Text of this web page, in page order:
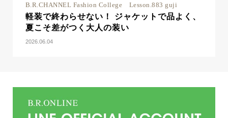
B.R.CHANNEL Fashion College Lesson.883 guji
軽装で終わらせない！ ジャケットで品よく、
夏こそ差がつく大人の装い
2026.06.04